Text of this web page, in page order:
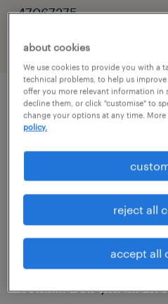
47067275
описание
Technik utrzymania
Zakładzie
Bolesławiec (dolnośląskie)
Stabilna i rozwijająca
Bolesławcu poszukuje
wykwalifikowanej
Technika Utrzymania
about cookies
We use cookies to provide you with a
technical problems, to help us
offer you more relevant information in
decline them, or click "customise" to
change your options at any time.
policy.
accept all
reject all